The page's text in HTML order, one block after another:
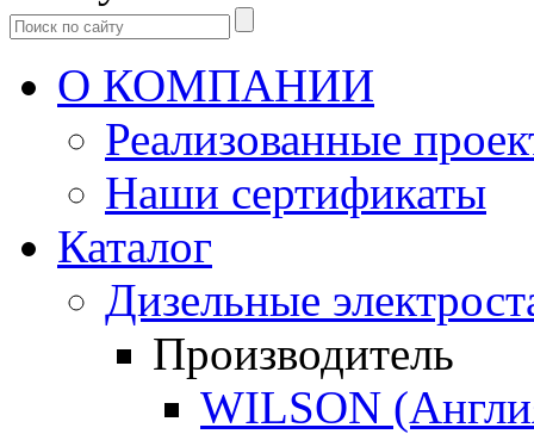
О КОМПАНИИ
Реализованные
Наши сертификаты
Каталог
Дизельные
Производитель
WILSON